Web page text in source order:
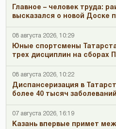
Главное – человек труда:
высказался о новой Доске
08 августа 2026, 10:29
Юные спортсмены
трех дисциплин на сборах
08 августа 2026, 10:22
Диспансеризация в
более 40 тысяч заболеваний
07 августа 2026, 16:19
Казань впервые примет